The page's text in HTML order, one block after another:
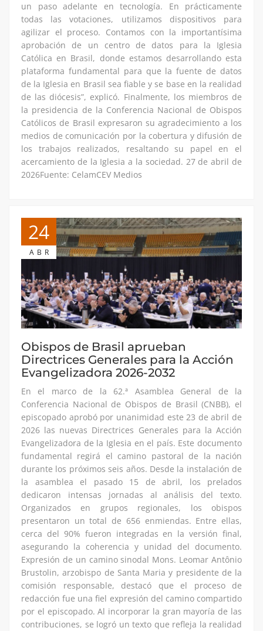
un paso adelante en tecnología. En prácticamente
todas las votaciones, utilizamos dispositivos para
agilizar el proceso. Contamos con la importantísima
aprobación de un centro de datos para la Iglesia
Católica en Brasil, donde estamos desarrollando esta
plataforma fundamental para que la fuente de datos
de la Iglesia en Brasil sea fiable y se base en la realidad
de las diócesis”, explicó. Finalmente, los miembros de
la presidencia de la Conferencia Nacional de Obispos
Católicos de Brasil expresaron su agradecimiento a los
medios de comunicación por la cobertura y difusión de
los trabajos realizados, resaltando su papel en el
acercamiento de la Iglesia a la sociedad. 27 de abril de
2026Fuente: CelamCEV Medios
24
ABR
Obispos de Brasil aprueban
Directrices Generales para la Acción
Evangelizadora 2026-2032
En el marco de la 62.ª Asamblea General de la
Conferencia Nacional de Obispos de Brasil (CNBB), el
episcopado aprobó por unanimidad este 23 de abril de
2026 las nuevas Directrices Generales para la Acción
Evangelizadora de la Iglesia en el país. Este documento
fundamental regirá el camino pastoral de la nación
durante los próximos seis años. Desde la instalación de
la asamblea el pasado 15 de abril, los prelados
dedicaron intensas jornadas al análisis del texto.
Organizados en grupos regionales, los obispos
presentaron un total de 656 enmiendas. Entre ellas,
cerca del 90% fueron integradas en la versión final,
asegurando la coherencia y unidad del documento.
Expresión de un camino sinodal Mons. Leomar Antônio
Brustolin, arzobispo de Santa Maria y presidente de la
comisión responsable, destacó que el proceso de
redacción fue una fiel expresión del camino compartido
por el episcopado. Al incorporar la gran mayoría de las
contribuciones, se logró un texto que refleja la realidad